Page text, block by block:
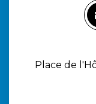
Place de